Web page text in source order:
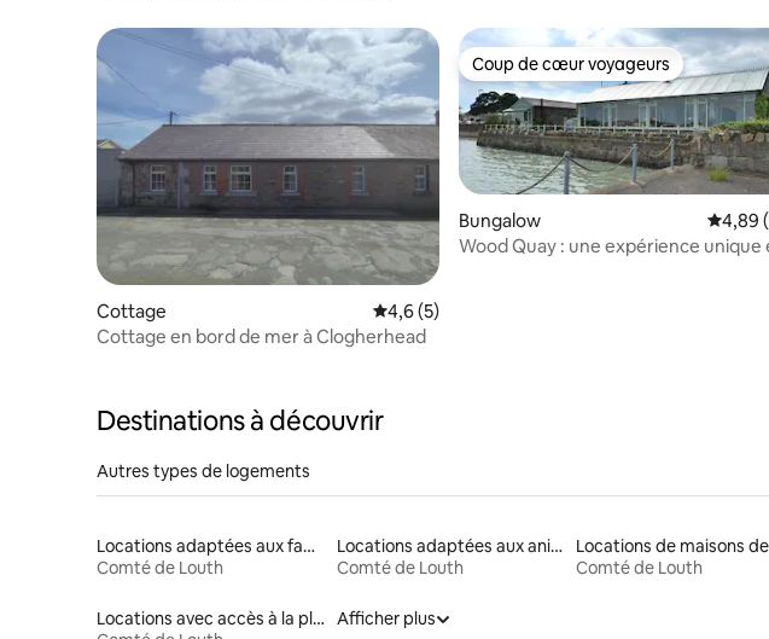
Cottage Évaluation moyenne sur la base de 5
4,6 (5)
Cottage en bord de mer à Clogherhead
Coup de cœur voyageurs
Coup de cœur voyageurs
Bungalow
4,89
Wood Quay : une expérience unique
Destinations à découvrir
Autres types de logements
Locations adaptées aux familles
Comté de Louth
Locations adaptées aux animaux
Comté de Louth
Locations de maisons
Comté de Louth
Locations avec accès à la plage Afficher plus